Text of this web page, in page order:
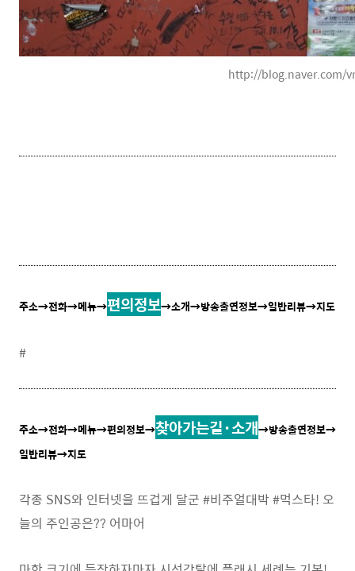
http://blog.naver.com/
주소→전화→메뉴→편의정보→소개→방송출연정보→일반리뷰→지도
#
주소→전화→메뉴→편의정보→찾아가는길·소개→방송출연정보→
일반리뷰→지도
각종 SNS와 인터넷을 뜨겁게 달군 #비주얼대박 #먹스타! 오
늘의 주인공은?? 어마어